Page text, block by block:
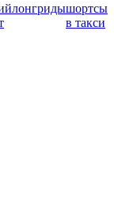
лонгридышортсы
в такси